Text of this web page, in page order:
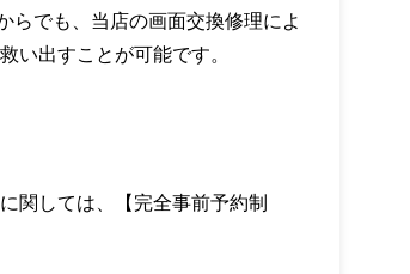
らでも、当店の画面交換修理によ
い出すことが可能です。
関しては、【完全事前予約制